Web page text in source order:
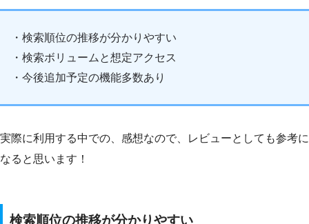
・検索順位の推移が分かりやすい
・検索ボリュームと想定アクセス
・今後追加予定の機能多数あり
実際に利用する中での、感想なので、レビューとしても参考に
なると思います！
検索順位の推移が分かりやすい